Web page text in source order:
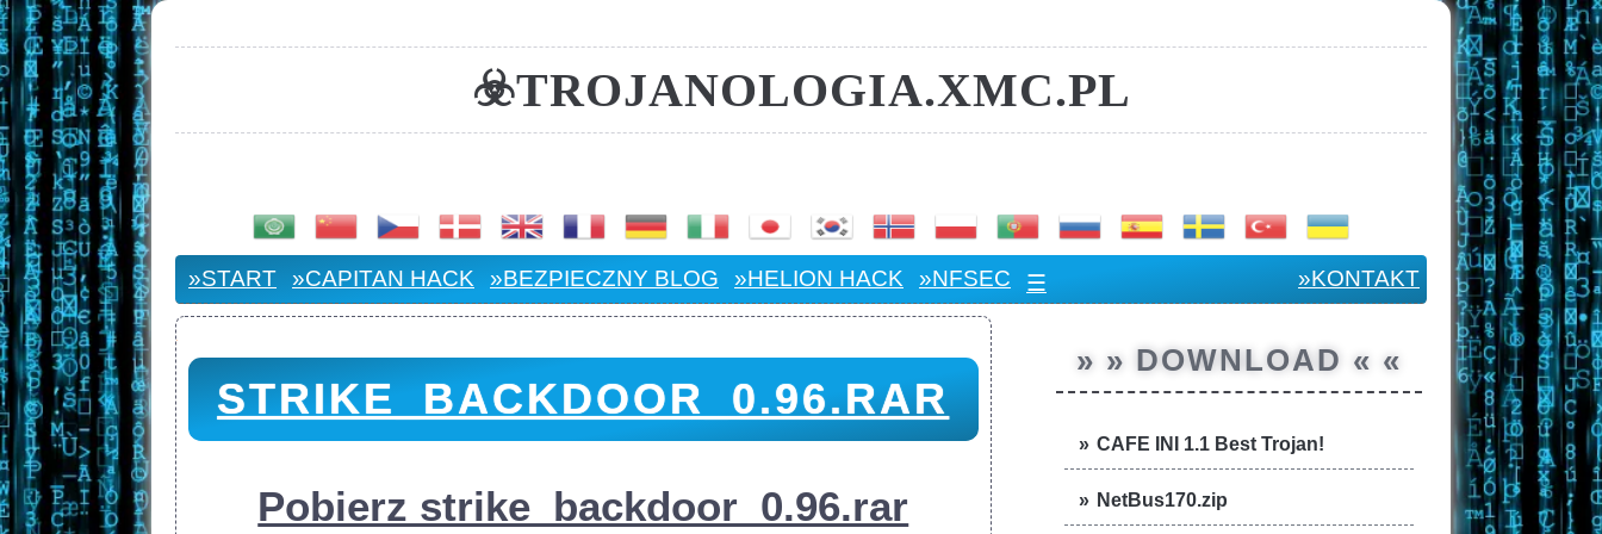
☣️TROJANOLOGIA.XMC.PL
»START »CAPITAN HACK »BEZPIECZNY BLOG »HELION HACK »NFSEC »KONTAKT
☰
» » DOWNLOAD « «
CAFE INI 1.1 Best Trojan!
NetBus170.zip
STRIKE_BACKDOOR_0.96.RAR
Pobierz strike_backdoor_0.96.rar